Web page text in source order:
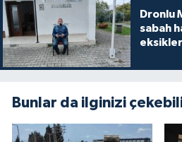
Dronlu
sabah
Bunlar da ilginizi